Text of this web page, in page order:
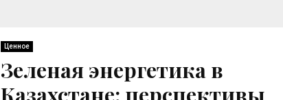
Ценное
Зеленая энергетика в
Казахстане: перспективы